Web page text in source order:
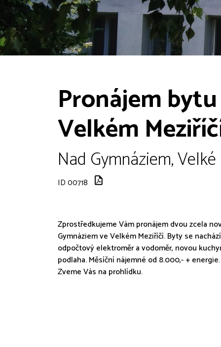
Pronájem
Velkém
Nad Gymnáziem,
ID 00718
Zprostředkujeme Vám pronájem dvou zcela
Gymnáziem ve Velkém Meziříčí. Byty se
odpočtový elektroměr a vodoměr, novou
podlaha. Měsíční nájemné od 8.000,- +
Zveme Vás na prohlídku.